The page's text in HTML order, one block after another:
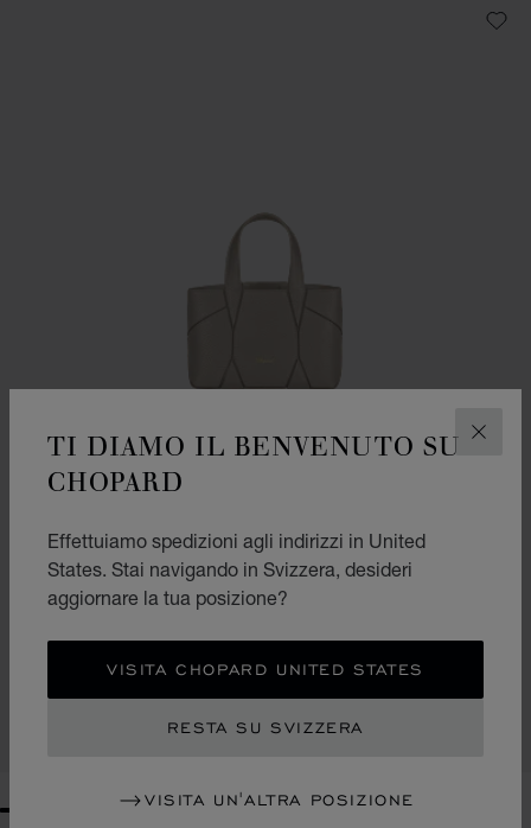
TI DIAMO IL BENVENUTO SU
CHOPARD
Effettuiamo spedizioni agli indirizzi in United
States. Stai navigando in Svizzera, desideri
aggiornare la tua posizione?
VISITA CHOPARD UNITED STATES
RESTA SU SVIZZERA
VISITA UN'ALTRA POSIZIONE
MICRO TOTE BAG DIAMOND
PELLE DI VITELLO GREIGE MARTELLATA
CHF 1,460
ACQUISTA